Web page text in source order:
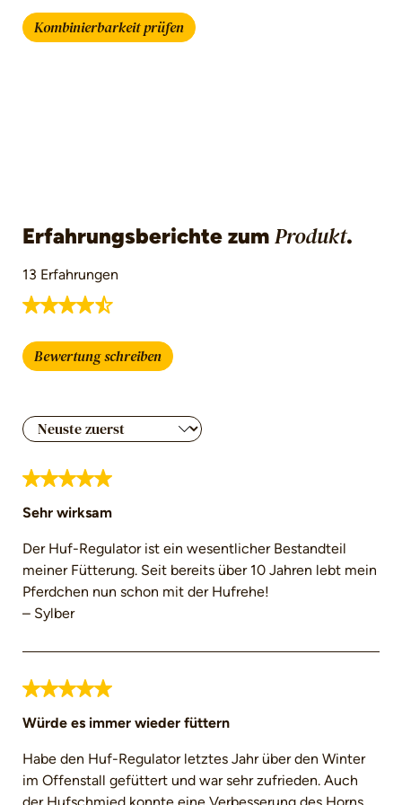
Kombinierbarkeit prüfen
Erfahrungsberichte zum Produkt.
13 Erfahrungen
Durchschnittliche Bewertung von 4.9 von 5
Bewertung schreiben
Bewertung mit 5 von 5 Sternen
Sehr wirksam
Der Huf-Regulator ist ein wesentlicher Bestandteil
meiner Fütterung. Seit bereits über 10 Jahren lebt mein
Pferdchen nun schon mit der Hufrehe!
– Sylber
Bewertung mit 5 von 5 Sternen
Würde es immer wieder füttern
Habe den Huf-Regulator letztes Jahr über den Winter
im Offenstall gefüttert und war sehr zufrieden. Auch